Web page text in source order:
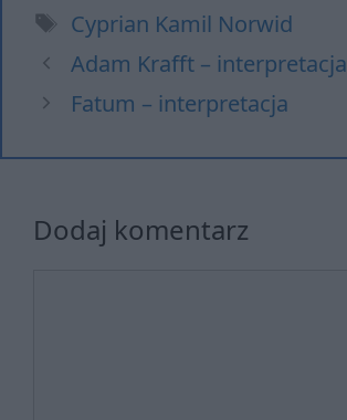
Tagi
Cyprian Kamil Norwid
Adam Krafft – interpretacja
Fatum – interpretacja
Dodaj komentarz